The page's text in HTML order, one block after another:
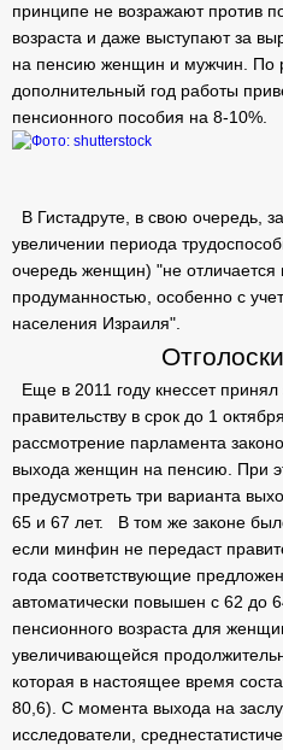
принципе не возражают против
возраста и даже выступают за
на пенсию женщин и мужчин. По
дополнительный год работы
пенсионного пособия на 8-10%.
В Гистадруте, в свою очередь,
увеличении периода
очередь женщин) "не отличается
продуманностью, особенно с
населения Израиля".
Еще в 2011 году кнессет
правительству в срок до 1
рассмотрение парламента
выхода женщин на пенсию. При
предусмотреть три варианта
65 и 67 лет. В том же законе
если минфин не передаст
года соответствующие
автоматически повышен с 62
пенсионного возраста для
увеличивающейся
которая в настоящее время
80,6). С момента выхода на
исследователи,